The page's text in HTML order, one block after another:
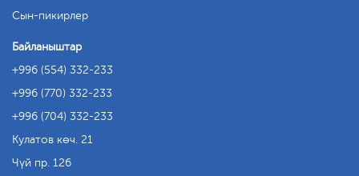
Сын-пикирлер
Байланыштар
+996 (554) 332-233
+996 (770) 332-233
+996 (704) 332-233
Кулатов көч. 21
Чүй пр. 126